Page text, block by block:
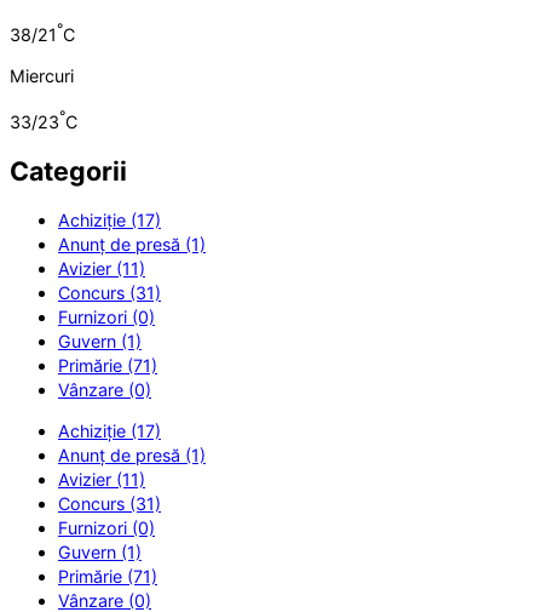
38/21°C
Miercuri
33/23°C
Categorii
Achiziție (17)
Anunț de presă (1)
Avizier (11)
Concurs (31)
Furnizori (0)
Guvern (1)
Primărie (71)
Vânzare (0)
Achiziție (17)
Anunț de presă (1)
Avizier (11)
Concurs (31)
Furnizori (0)
Guvern (1)
Primărie (71)
Vânzare (0)